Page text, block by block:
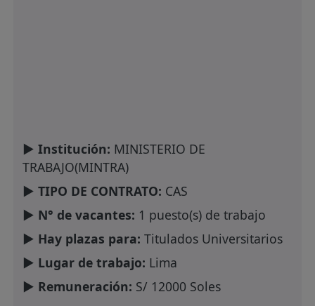
► Institución: MINISTERIO DE
TRABAJO(MINTRA)
► TIPO DE CONTRATO: CAS
► N° de vacantes: 1 puesto(s) de trabajo
► Hay plazas para: Titulados Universitarios
► Lugar de trabajo: Lima
► Remuneración: S/ 12000 Soles